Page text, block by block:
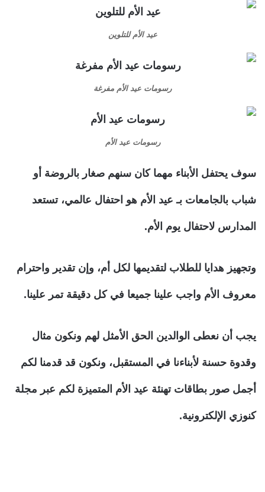
عيد الأم للتلوين
رسومات عيد الأم مفرغة
رسومات عيد الأم
سوف يحتفل الأبناء مهما كان سنهم صغار بالروضة أو
شباب بالجامعات بـ عيد الأم هو احتفال عالمي، تستعد
المدارس لاحتفال يوم الأم.
وتجهيز هدايا للطلاب لتقديمها لكل أم، وإن تقدير واحترام
معروف الأم واجب علينا جميعا في كل دقيقة تمر علينا.
يجب أن نعطى الوالدين الحق الأمثل لهم ونكون مثال
وقدوة حسنة لأبناءنا في المستقبل، ونكون قد قدمنا لكم
أجمل صور بطاقات تهنئة عيد الأم المتميزة لكم عبر مجلة
كنوزي الإلكترونية.